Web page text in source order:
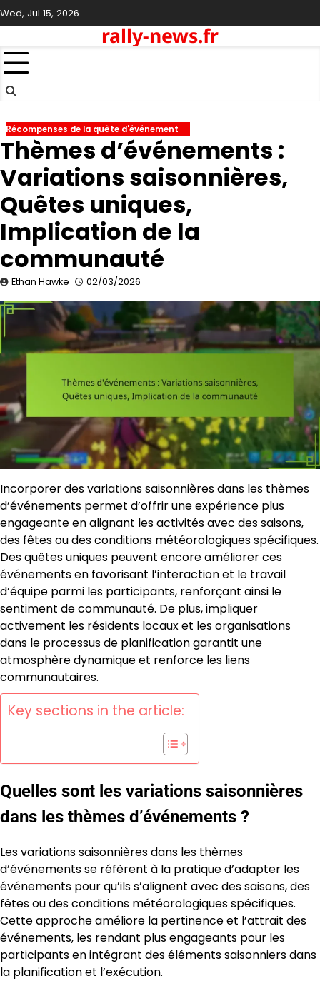
Skip
to
Wed, Jul 15, 2026
rally-news.fr
Récompenses de la quête d'événement
Thèmes d’événements :
Variations saisonnières,
Quêtes uniques,
Implication de la
communauté
Ethan Hawke 02/03/2026
Incorporer des variations saisonnières dans les thèmes
d’événements permet d’offrir une expérience plus
engageante en alignant les activités avec des saisons,
des fêtes ou des conditions météorologiques spécifiques.
Des quêtes uniques peuvent encore améliorer ces
événements en favorisant l’interaction et le travail
d’équipe parmi les participants, renforçant ainsi le
sentiment de communauté. De plus, impliquer
activement les résidents locaux et les organisations
dans le processus de planification garantit une
atmosphère dynamique et renforce les liens
communautaires.
Key sections in the article:
Quelles sont les variations saisonnières
dans les thèmes d’événements ?
Les variations saisonnières dans les thèmes
d’événements se réfèrent à la pratique d’adapter les
événements pour qu’ils s’alignent avec des saisons, des
fêtes ou des conditions météorologiques spécifiques.
Cette approche améliore la pertinence et l’attrait des
événements, les rendant plus engageants pour les
participants en intégrant des éléments saisonniers dans
la planification et l’exécution.